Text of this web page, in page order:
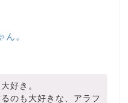
ん。
好き。
のも大好きな、アラフ